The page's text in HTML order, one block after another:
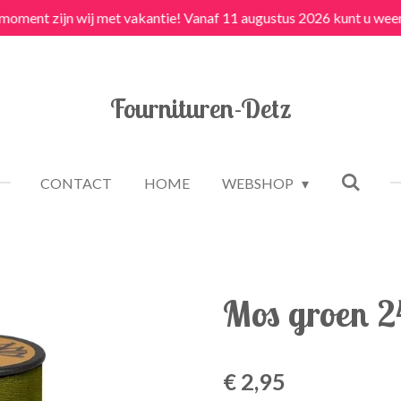
zijn wij met vakantie! Vanaf 11 augustus 2026 kunt u
Fournituren-Detz
CONTACT HOME WEBSHOP
Mos groen
€ 2,95